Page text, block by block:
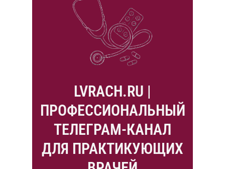
LVRACH.RU |
ПРОФЕССИОНАЛЬНЫЙ
ТЕЛЕГРАМ-КАНАЛ
ДЛЯ ПРАКТИКУЮЩИХ